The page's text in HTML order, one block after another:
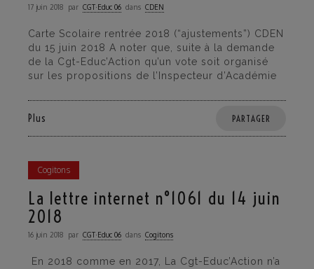
17 juin 2018 par CGT·Educ 06 dans CDEN
Carte Scolaire rentrée 2018 (“ajustements”) CDEN
du 15 juin 2018 A noter que, suite à la demande
de la Cgt-Educ’Action qu’un vote soit organisé
sur les propositions de l’Inspecteur d’Académie
Plus PARTAGER
Cogitons
La lettre internet n°1061 du 14 juin
2018
16 juin 2018 par CGT·Educ 06 dans Cogitons
En 2018 comme en 2017, La Cgt-Educ’Action n’a